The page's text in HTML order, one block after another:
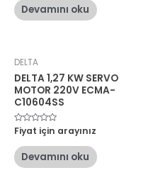
oy
aldıDevamını oku
DELTA
DELTA 1,27 KW SERVO
MOTOR 220V ECMA-
C10604SS
5
üzerinden
oy
aldı
Fiyat için arayınız
Devamını oku